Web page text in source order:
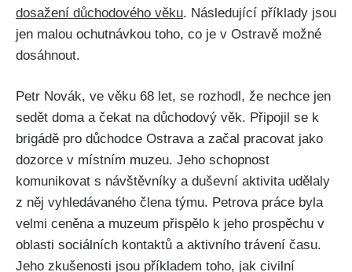
dosažení důchodového věku. Následující příklady jsou
jen malou ochutnávkou toho, co je v Ostravě možné
dosáhnout.
Petr Novák, ve věku 68 let, se rozhodl, že nechce jen
sedět doma a čekat na důchodový věk. Připojil se k
brigádě pro důchodce Ostrava a začal pracovat jako
dozorce v místním muzeu. Jeho schopnost
komunikovat s návštěvníky a duševní aktivita udělaly
z něj vyhledávaného člena týmu. Petrova práce byla
velmi ceněna a muzeum přispělo k jeho prospěchu v
oblasti sociálních kontaktů a aktivního trávení času.
Jeho zkušenosti jsou příkladem toho, jak civilní